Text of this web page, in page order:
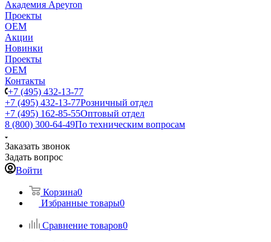
Академия Apeyron
Проекты
ОЕМ
Акции
Новинки
Проекты
ОЕМ
Контакты
+7 (495) 432-13-77
+7 (495) 432-13-77Розничный отдел
+7 (495) 162-85-55Оптовый отдел
8 (800) 300-64-49По техническим вопросам
Заказать звонок
Задать вопрос
Войти
Корзина0
Избранные товары0
Сравнение товаров0